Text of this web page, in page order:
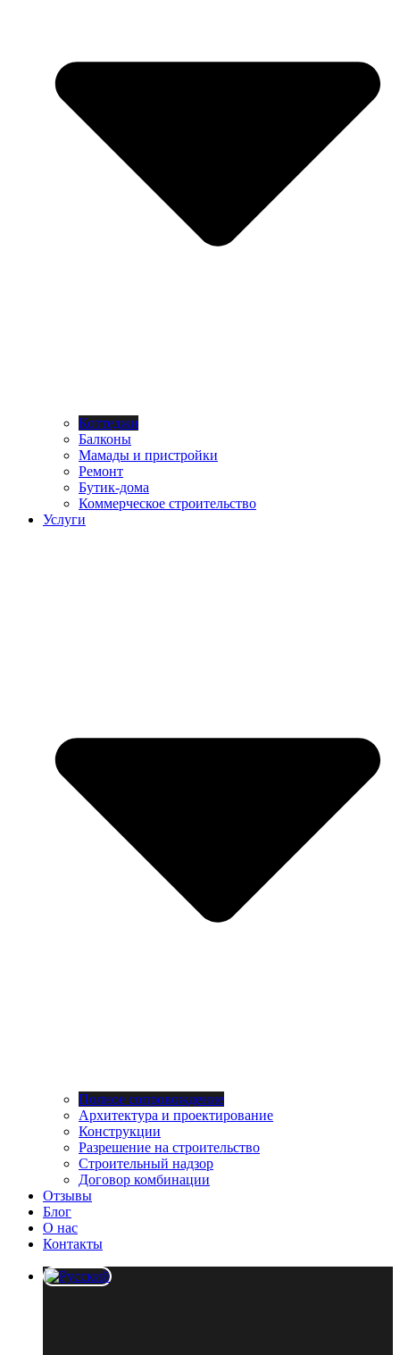
Коттеджи
Балконы
Мамады и пристройки
Ремонт
Бутик-дома
Коммерческое строительство
Услуги
Полное сопровождение
Архитектура и проектирование
Конструкции
Разрешение на строительство
Строительный надзор
Договор комбинации
Отзывы
Блог
О нас
Контакты